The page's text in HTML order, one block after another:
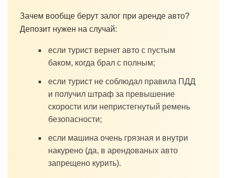
Зачем вообще берут залог при аренде авто?
Депозит нужен на случай:
если турист вернет авто с пустым
баком, когда брал с полным;
если турист не соблюдал правила ПДД
и получил штраф за превышение
скорости или непристегнутый ремень
безопасности;
если машина очень грязная и внутри
накурено (да, в арендованых авто
запрещено курить).